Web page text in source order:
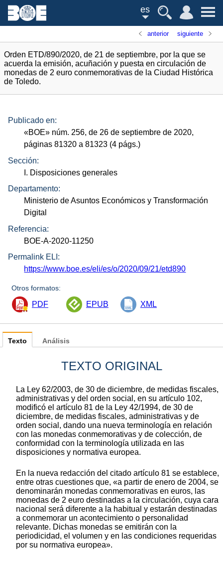
es
anterior siguiente
Orden ETD/890/2020, de 21 de septiembre, por la que se
acuerda la emisión, acuñación y puesta en circulación de
monedas de 2 euro conmemorativas de la Ciudad Histórica
de Toledo.
Publicado en:
«BOE» núm. 256, de 26 de septiembre de 2020,
páginas 81320 a 81323 (4 págs.)
Sección:
I. Disposiciones generales
Departamento:
Ministerio de Asuntos Económicos y Transformación
Digital
Referencia:
BOE-A-2020-11250
Permalink ELI:
https://www.boe.es/eli/es/o/2020/09/21/etd890
Otros formatos:
PDF EPUB XML
Texto
TEXTO ORIGINAL
La Ley 62/2003, de 30 de diciembre, de medidas fiscales,
administrativas y del orden social, en su artículo 102,
modificó el artículo 81 de la Ley 42/1994, de 30 de
diciembre, de medidas fiscales, administrativas y de
orden social, dando una nueva terminología en relación
con las monedas conmemorativas y de colección, de
conformidad con la terminología utilizada en las
disposiciones y normativa europea.
En la nueva redacción del citado artículo 81 se establece,
entre otras cuestiones que, «a partir de enero de 2004, se
denominarán monedas conmemorativas en euros, las
monedas de 2 euro destinadas a la circulación, cuya cara
nacional será diferente a la habitual y estarán destinadas
a conmemorar un acontecimiento o personalidad
relevante. Dichas monedas se emitirán con la
periodicidad, el volumen y en las condiciones requeridas
por su normativa europea».
Análisis